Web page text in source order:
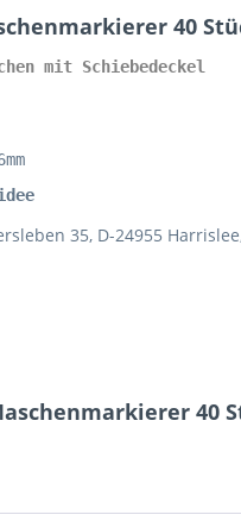
40
mit Schiebedeckel
35, D-24955
40